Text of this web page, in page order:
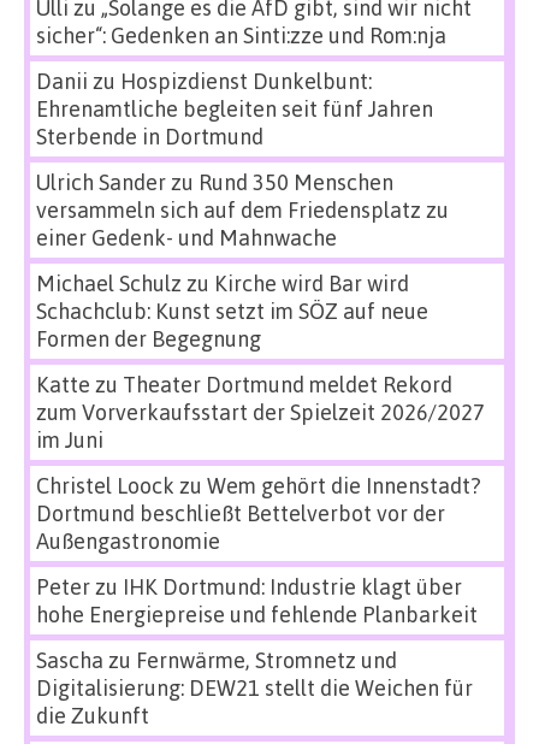
Ulli zu „Solange es die AfD gibt, sind wir nicht
sicher“: Gedenken an Sinti:zze und Rom:nja
Danii zu Hospizdienst Dunkelbunt:
Ehrenamtliche begleiten seit fünf Jahren
Sterbende in Dortmund
Ulrich Sanderzu Rund 350 Menschen
versammeln sich auf dem Friedensplatz zu
einer Gedenk- und Mahnwache
Michael Schulz zu Kirche wird Bar wird
Schachclub: Kunst setzt im SÖZ auf neue
Formen der Begegnung
Katte zu Theater Dortmund meldet Rekord
zum Vorverkaufsstart der Spielzeit 2026/2027
im Juni
Christel Loock zu Wem gehört die Innenstadt?
Dortmund beschließt Bettelverbot vor der
Außengastronomie
Peterzu IHK Dortmund: Industrie klagt über
hohe Energiepreise und fehlende Planbarkeit
Sascha zu Fernwärme, Stromnetz und
Digitalisierung: DEW21 stellt die Weichen für
die Zukunft